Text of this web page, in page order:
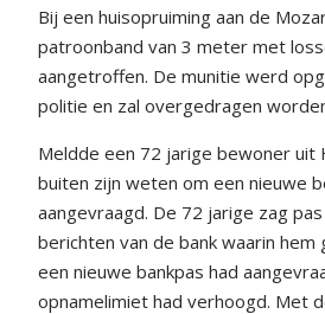
Bij een huisopruiming aan de
patroonband van 3 meter met
aangetroffen. De munitie werd
politie en zal overgedragen
Meldde een 72 jarige bewoner uit
buiten zijn weten om een nieuwe
aangevraagd. De 72 jarige zag
berichten van de bank waarin
een nieuwe bankpas had
opnamelimiet had verhoogd. Met